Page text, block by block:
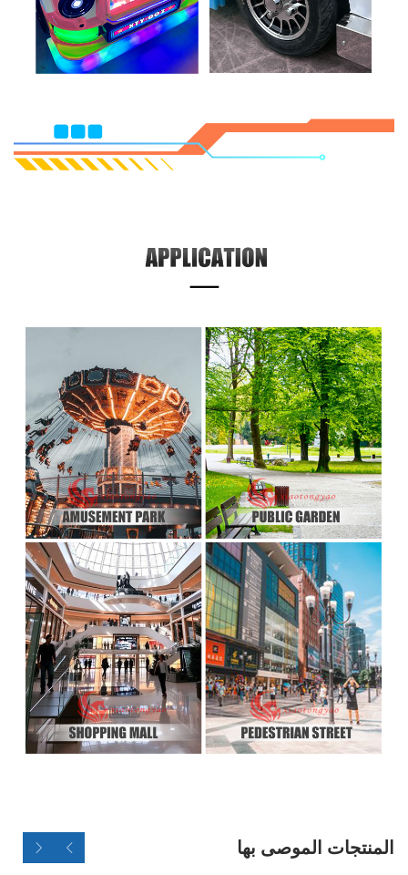
المنتجات الموصى بها